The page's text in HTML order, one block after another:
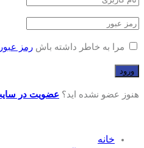
مرا به خاطر داشته باش رمز
هنوز عضو نشده اید؟ عضویت در
خانه